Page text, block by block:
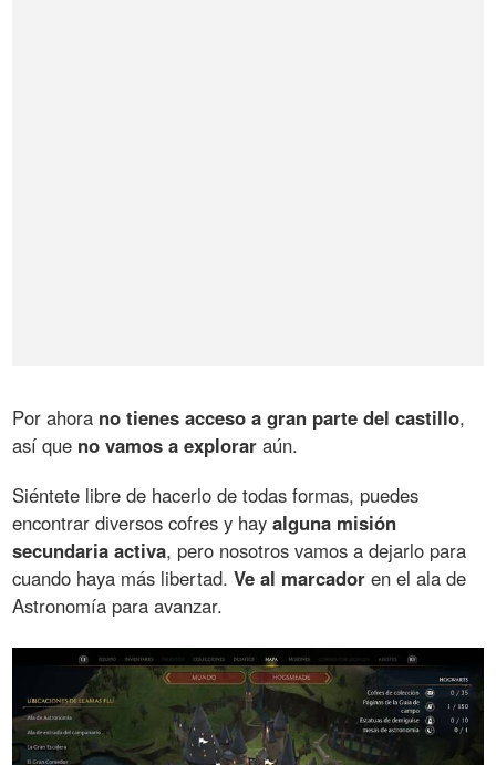
Por ahora no tienes acceso a gran parte del castillo,
así que no vamos a explorar aún.
Siéntete libre de hacerlo de todas formas, puedes
encontrar diversos cofres y hayalguna misión
secundaria activa, pero nosotros vamos a dejarlo para
cuando haya más libertad.Ve al marcador en el ala de
Astronomía para avanzar.